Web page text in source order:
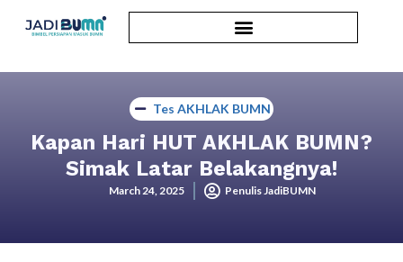
Tes AKHLAK BUMN
Kapan Hari HUT AKHLAK BUMN?
Simak Latar Belakangnya!
March 24, 2025 Penulis JadiBUMN